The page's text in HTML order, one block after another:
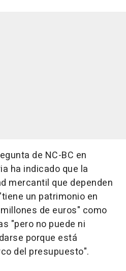
de NC-BC en
ha indicado que la
mercantil que dependen
un patrimonio en
de euros" como
"pero no puede ni
porque está
del presupuesto".